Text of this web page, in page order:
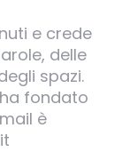
e crede
delle
spazi.
fondato
è